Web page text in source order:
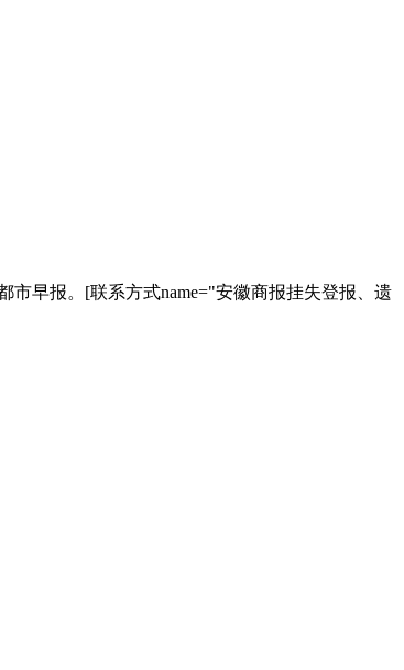
市早报。[联系方式name="安徽商报挂失登报、遗